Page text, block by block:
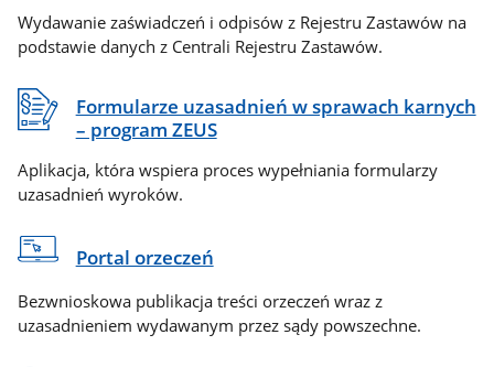
Wydawanie zaświadczeń i odpisów z Rejestru Zastawów na
podstawie danych z Centrali Rejestru Zastawów.
Formularze uzasadnień w sprawach karnych
– program ZEUS
Aplikacja, która wspiera proces wypełniania formularzy
uzasadnień wyroków.
Portal orzeczeń
Bezwnioskowa publikacja treści orzeczeń wraz z
uzasadnieniem wydawanym przez sądy powszechne.